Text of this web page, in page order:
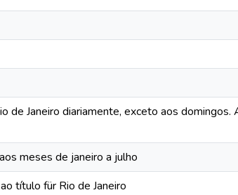
de Janeiro diariamente, exceto aos
meses de janeiro a julho
título für Rio de Janeiro